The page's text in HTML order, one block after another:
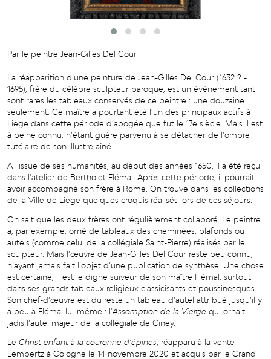
Par le peintre Jean-Gilles Del Cour
La réapparition d’une peinture de Jean-Gilles Del Cour (1632 ? -
1695), frère du célèbre sculpteur baroque, est un événement tant
sont rares les tableaux conservés de ce peintre : une douzaine
seulement. Ce maître a pourtant été l’un des principaux actifs à
Liège dans cette période d’apogée que fut le 17e siècle. Mais il est
à peine connu, n’étant guère parvenu à se détacher de l’ombre
tutélaire de son illustre aîné.
A l’issue de ses humanités, au début des années 1650, il a été reçu
dans l’atelier de Bertholet Flémal. Après cette période, il pourrait
avoir accompagné son frère à Rome. On trouve dans les collections
de la Ville de Liège quelques croquis réalisés lors de ces séjours.
On sait que les deux frères ont régulièrement collaboré. Le peintre
a, par exemple, orné de tableaux des cheminées, plafonds ou
autels (comme celui de la collégiale Saint-Pierre) réalisés par le
sculpteur. Mais l’œuvre de Jean-Gilles Del Cour reste peu connu,
n’ayant jamais fait l’objet d’une publication de synthèse. Une chose
est certaine, il est le digne suiveur de son maître Flémal, surtout
dans ses grands tableaux religieux classicisants et poussinesques.
Son chef-d’œuvre est du reste un tableau d’autel attribué jusqu’il y
a peu à Flémal lui-même : l’Assomption de la Vierge qui ornait
jadis l’autel majeur de la collégiale de Ciney.
Le Christ enfant à la couronne d’épines , réapparu à la vente
Lempertz à Cologne le 14 novembre 2020 et acquis par le Grand